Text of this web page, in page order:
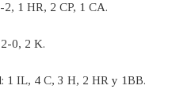
1 HR, 2 CP, 1 CA.
0, 2 K.
1 IL, 4 C, 3 H, 2 HR y 1BB.